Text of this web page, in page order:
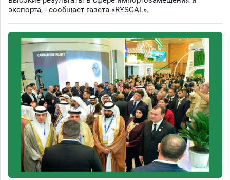
экспорта, - сообщает газета «RYSGAL».